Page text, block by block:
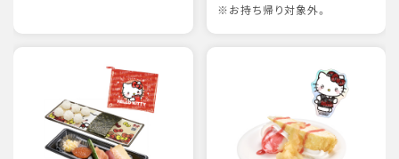
※お持ち帰り対象外。